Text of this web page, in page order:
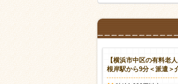
【横浜市中区の有料老人
根岸駅から9分＜派遣＞